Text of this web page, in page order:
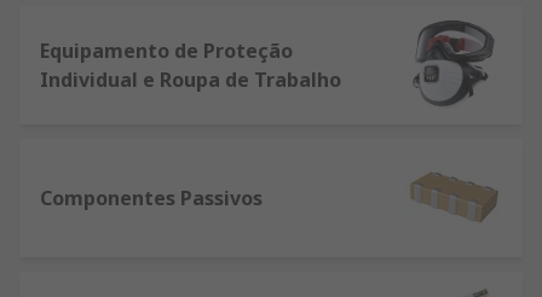
Equipamento de Proteção
Individual e Roupa de Trabalho
Componentes Passivos